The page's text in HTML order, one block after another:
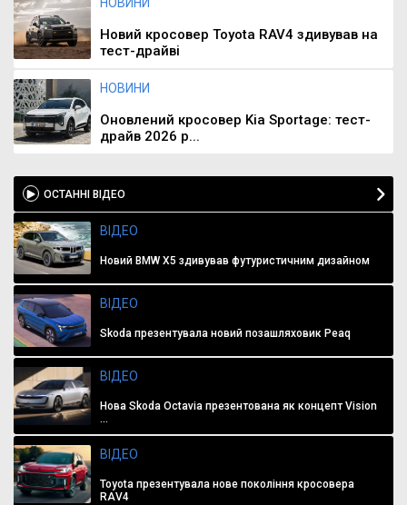
Новий кросовер Toyota RAV4 здивував на
тест-драйві
НОВИНИ
Оновлений кросовер Kia Sportage: тест-
драйв 2026 р...
ОСТАННІ ВІДЕО
ВІДЕО
Новий BMW X5 здивував футуристичним дизайном
ВІДЕО
Skoda презентувала новий позашляховик Peaq
ВІДЕО
Нова Skoda Octavia презентована як концепт Vision
...
ВІДЕО
Toyota презентувала нове покоління кросовера
RAV4